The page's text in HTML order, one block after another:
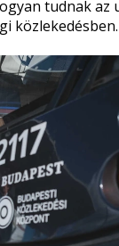
tudnak
közlekedésben.